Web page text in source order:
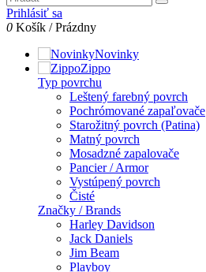
Prihlásiť sa
0 Košík /Prázdny
Novinky
Zippo
Typ povrchu
Leštený farebný povrch
Pochrómované zapaľovače
Starožitný povrch (Patina)
Matný povrch
Mosadzné zapalovače
Pancier / Armor
Vystúpený povrch
Čisté
Značky / Brands
Harley Davidson
Jack Daniels
Jim Beam
Playboy